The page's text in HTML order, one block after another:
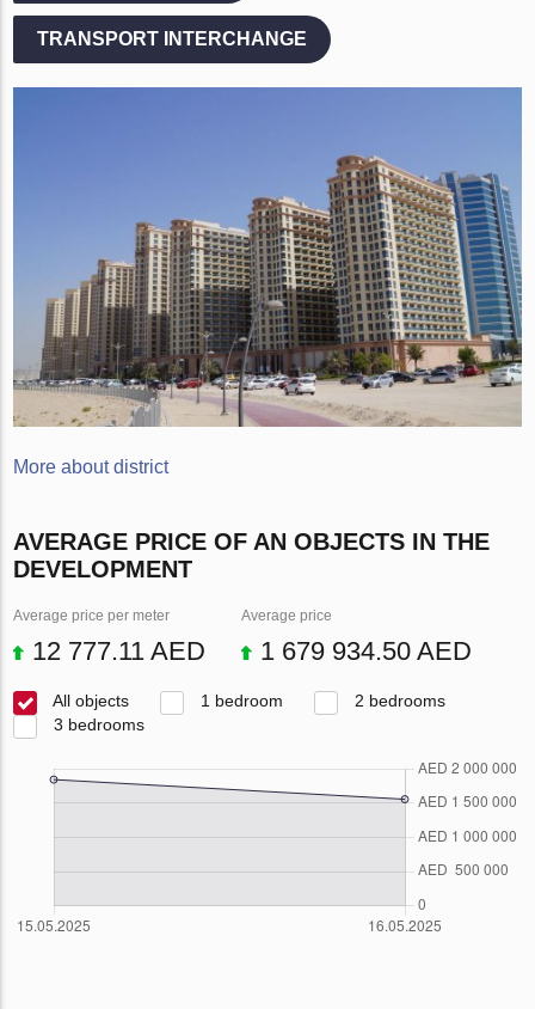
TRANSPORT INTERCHANGE
More about district
AVERAGE PRICE OF AN OBJECTS IN THE
DEVELOPMENT
Average price per meter
12 777.11 AED
Average price
1 679 934.50 AED
All objects 1 bedroom
2 bedrooms
3 bedrooms